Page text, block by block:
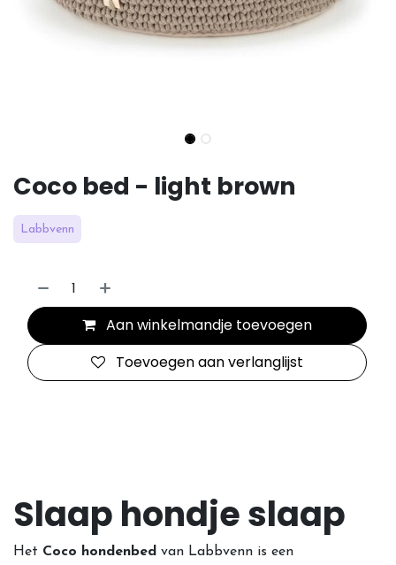
Coco bed - light brown
Labbvenn
Aan winkelmandje toevoegen
Toevoegen aan verlanglijst
Slaap hondje slaap
Het Coco hondenbed van Labbvenn is een